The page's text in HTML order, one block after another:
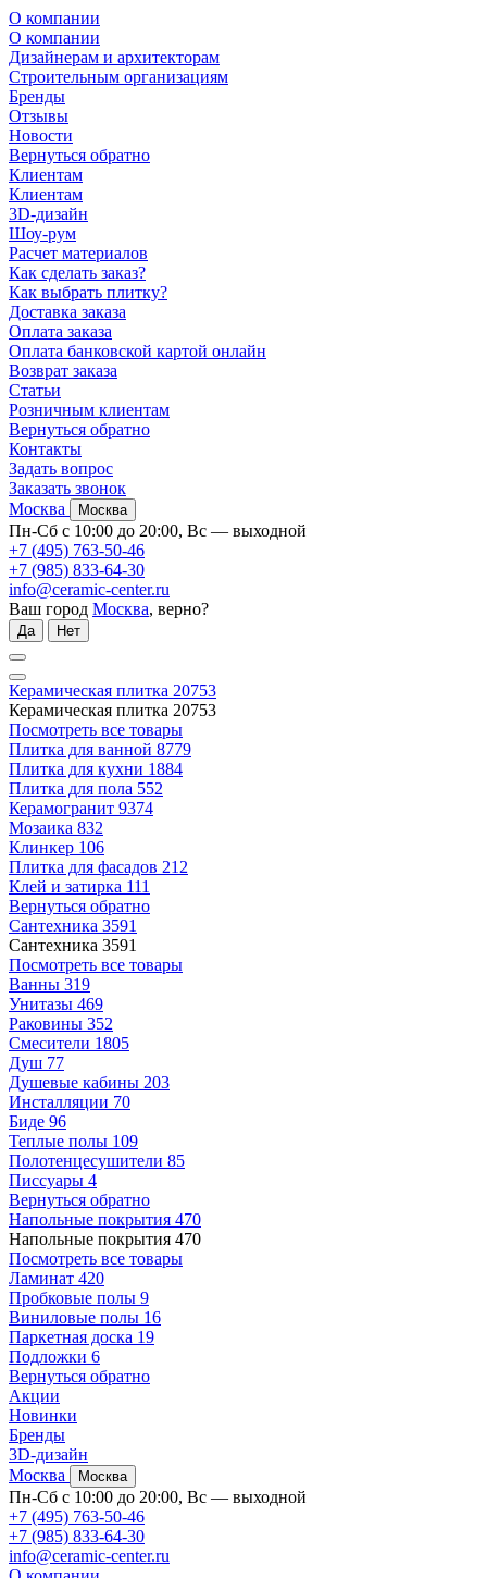
О компании
О компании
Дизайнерам и архитекторам
Строительным организациям
Бренды
Отзывы
Новости
Вернуться обратно
Клиентам
Клиентам
3D-дизайн
Шоу-рум
Расчет материалов
Как сделать заказ?
Как выбрать плитку?
Доставка заказа
Оплата заказа
Оплата банковской картой онлайн
Возврат заказа
Статьи
Розничным клиентам
Вернуться обратно
Контакты
Задать вопрос
Заказать звонок
Москва
Москва
Пн-Сб с 10:00 до 20:00, Вс — выходной
+7 (495) 763-50-46
+7 (985) 833-64-30
info@ceramic-center.ru
Ваш город Москва, верно?
Да Нет
Керамическая плитка 20753
Керамическая плитка 20753
Посмотреть все товары
Плитка для ванной 8779
Плитка для кухни 1884
Плитка для пола 552
Керамогранит 9374
Мозаика 832
Клинкер 106
Плитка для фасадов 212
Клей и затирка 111
Вернуться обратно
Сантехника 3591
Сантехника 3591
Посмотреть все товары
Ванны 319
Унитазы 469
Раковины 352
Смесители 1805
Душ 77
Душевые кабины 203
Инсталляции 70
Биде 96
Теплые полы 109
Полотенцесушители 85
Писсуары 4
Вернуться обратно
Напольные покрытия 470
Напольные покрытия 470
Посмотреть все товары
Ламинат 420
Пробковые полы 9
Виниловые полы 16
Паркетная доска 19
Подложки 6
Вернуться обратно
Акции
Новинки
Бренды
3D-дизайн
Москва
Москва
Пн-Сб с 10:00 до 20:00, Вс — выходной
+7 (495) 763-50-46
+7 (985) 833-64-30
info@ceramic-center.ru